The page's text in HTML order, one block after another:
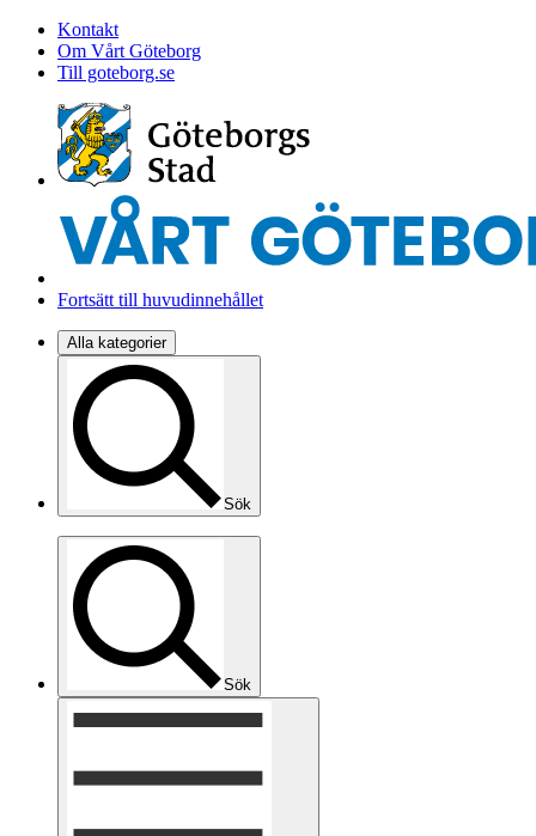
Kontakt
Om Vårt Göteborg
Till goteborg.se
Fortsätt till huvudinnehållet
Alla kategorier
Sök
Sök